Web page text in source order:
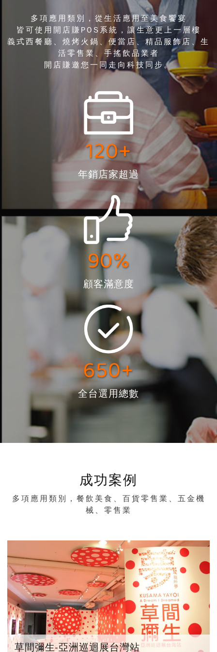
多項應用類別，從生活應用至美食饗宴
皆可使用開店賺POS系統，讓生意更上一層樓
義式西餐廳、燒烤火鍋、便當店、精品服飾店、生
活零售業、手搖飲品業者
開店賺邀您一同走向科技同步。
120+
年銷店家超過
90%
顧客滿意度
650+
全台選用總數
成功案例
多項應用類別，餐飲美食、百貨零售業、五金機
械、零售業
草間彌生-亞洲巡迴展台灣站